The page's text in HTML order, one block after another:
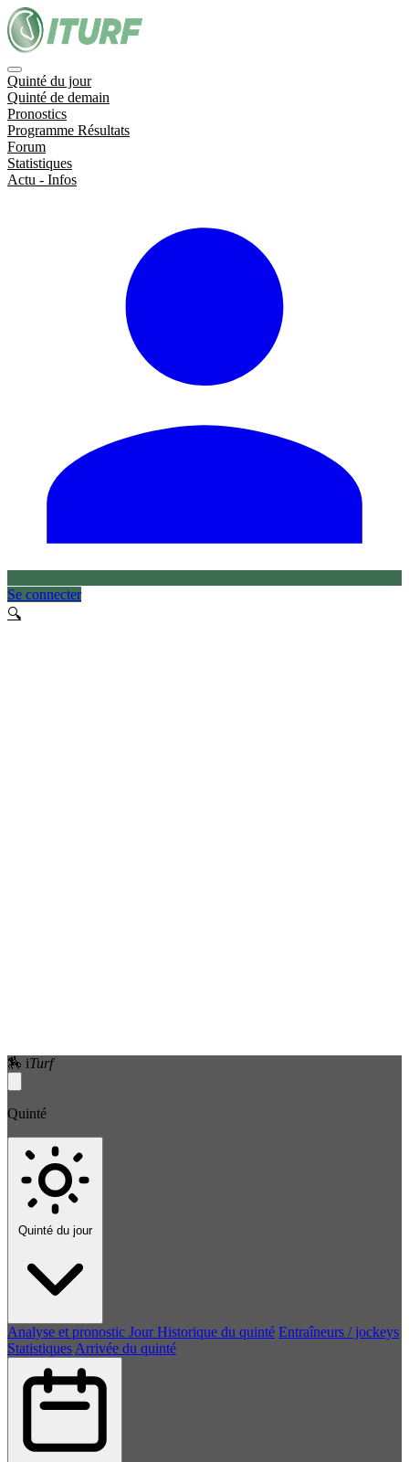
Quinté du jour
Quinté de demain
Pronostics
Programme Résultats
Forum
Statistiques
Actu - Infos
Se connecter
🔍
🏇 iTurf
Quinté
Quinté du jour
Analyse et pronostic Jour Historique du quinté Entraîneurs / jockeys
Statistiques Arrivée du quinté